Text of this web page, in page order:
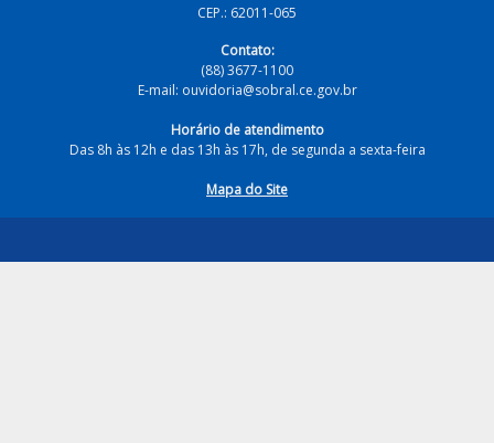
CEP.: 62011-065
Contato:
(88) 3677-1100
E-mail: ouvidoria@sobral.ce.gov.br
Horário de atendimento
Das 8h às 12h e das 13h às 17h, de segunda a sexta-feira
Mapa do Site